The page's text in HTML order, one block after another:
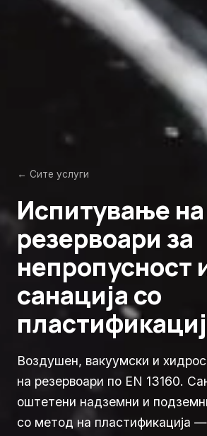
← Сите услуги
Испитување на
резервоари за
непропусност
санација со
Воздушен, вакуумски и
на резервоари по EN 13160.
оштетени надземни и
со метод на пластификација